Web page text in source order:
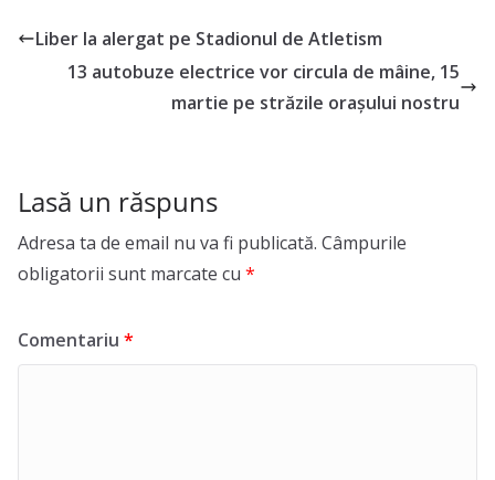
Liber la alergat pe Stadionul de Atletism
13 autobuze electrice vor circula de mâine, 15
martie pe străzile orașului nostru
Lasă un răspuns
Adresa ta de email nu va fi publicată. Câmpurile
obligatorii sunt marcate cu *
Comentariu *